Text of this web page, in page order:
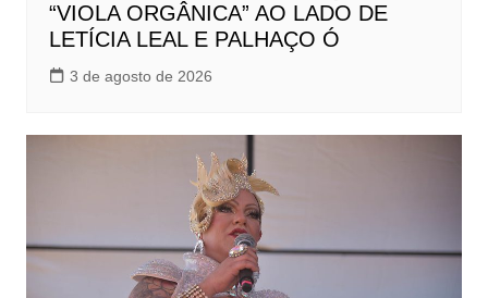
“VIOLA ORGÂNICA” AO LADO DE
LETÍCIA LEAL E PALHAÇO Ó
3 de agosto de 2026